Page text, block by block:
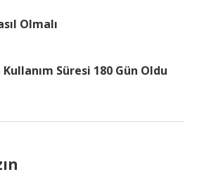
Olmalı
Süresi 180 Gün Oldu